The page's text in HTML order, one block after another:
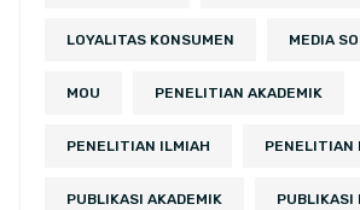
LOYALITAS KONSUMEN MEDIA
MOU PENELITIAN AKADEMIK
PENELITIAN ILMIAH PENELITIAN
PUBLIKASI AKADEMIK PUBLIKASI